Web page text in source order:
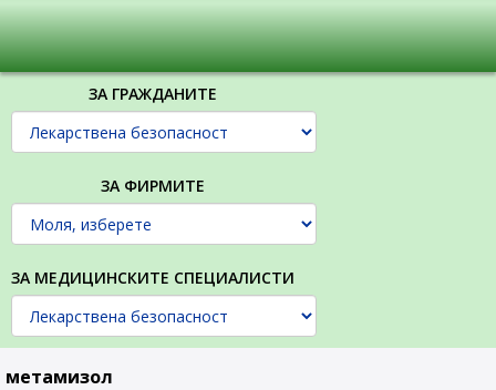
ЗА ГРАЖДАНИТЕ
ЗА ФИРМИТЕ
ЗА МЕДИЦИНСКИТЕ СПЕЦИАЛИСТИ
метамизол